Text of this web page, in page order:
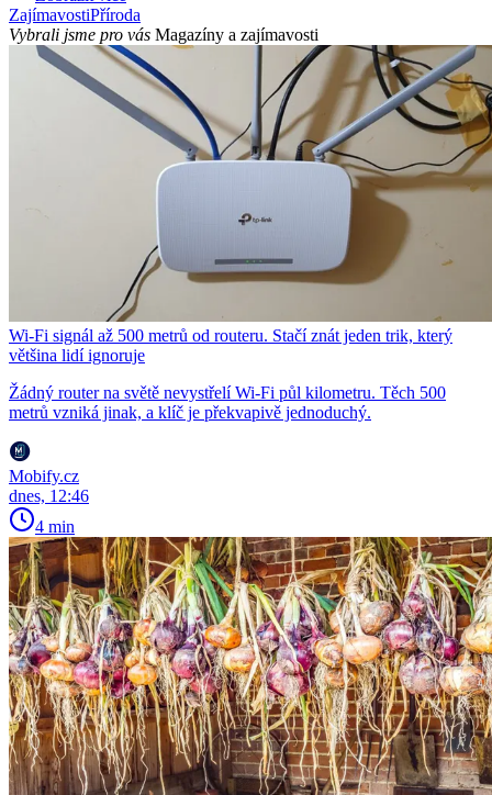
ZajímavostiPříroda
Vybrali jsme pro vás Magazíny a zajímavosti
Wi-Fi signál až 500 metrů od routeru. Stačí znát jeden trik, který
většina lidí ignoruje
Žádný router na světě nevystřelí Wi-Fi půl kilometru. Těch 500
metrů vzniká jinak, a klíč je překvapivě jednoduchý.
Mobify.cz
dnes, 12:46
4 min